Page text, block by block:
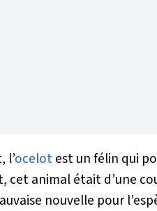
l’ocelotest un félin qui
cet animal était d’une
nouvelle pour